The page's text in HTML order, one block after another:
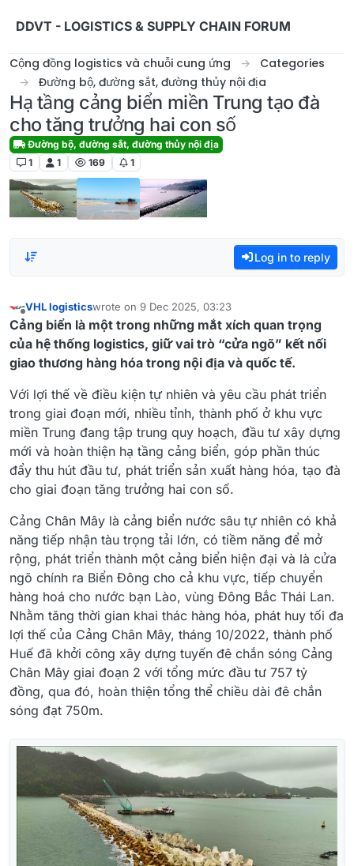
DDVT - LOGISTICS & SUPPLY CHAIN FORUM
Cộng đồng logistics và chuỗi cung ứng
Categories
Đường bộ, đường sắt, đường thủy nội địa
Hạ tầng cảng biển miền Trung tạo đà
cho tăng trưởng hai con số
Đường bộ, đường sắt, đường thủy nội địa
1
1 169 1
Log in to reply
Offline
VHL logisticswrote on 9 Dec 2025, 03:23
last edited by
Cảng biển là một trong những mắt xích quan trọng
của hệ thống logistics, giữ vai trò “cửa ngõ” kết nối
giao thương hàng hóa trong nội địa và quốc tế.
Với lợi thế về điều kiện tự nhiên và yêu cầu phát triển
trong giai đoạn mới, nhiều tỉnh, thành phố ở khu vực
miền Trung đang tập trung quy hoạch, đầu tư xây dựng
mới và hoàn thiện hạ tầng cảng biển, góp phần thúc
đẩy thu hút đầu tư, phát triển sản xuất hàng hóa, tạo đà
cho giai đoạn tăng trưởng hai con số.
Cảng Chân Mây là cảng biển nước sâu tự nhiên có khả
năng tiếp nhận tàu trọng tải lớn, có tiềm năng để mở
rộng, phát triển thành một cảng biển hiện đại và là cửa
ngõ chính ra Biển Đông cho cả khu vực, tiếp chuyển
hàng hoá cho nước bạn Lào, vùng Đông Bắc Thái Lan.
Nhằm tăng thời gian khai thác hàng hóa, phát huy tối đa
lợi thế của Cảng Chân Mây, tháng 10/2022, thành phố
Huế đã khởi công xây dựng tuyến đê chắn sóng Cảng
Chân Mây giai đoạn 2 với tổng mức đầu tư 757 tỷ
đồng, qua đó, hoàn thiện tổng thể chiều dài đê chắn
sóng đạt 750m.